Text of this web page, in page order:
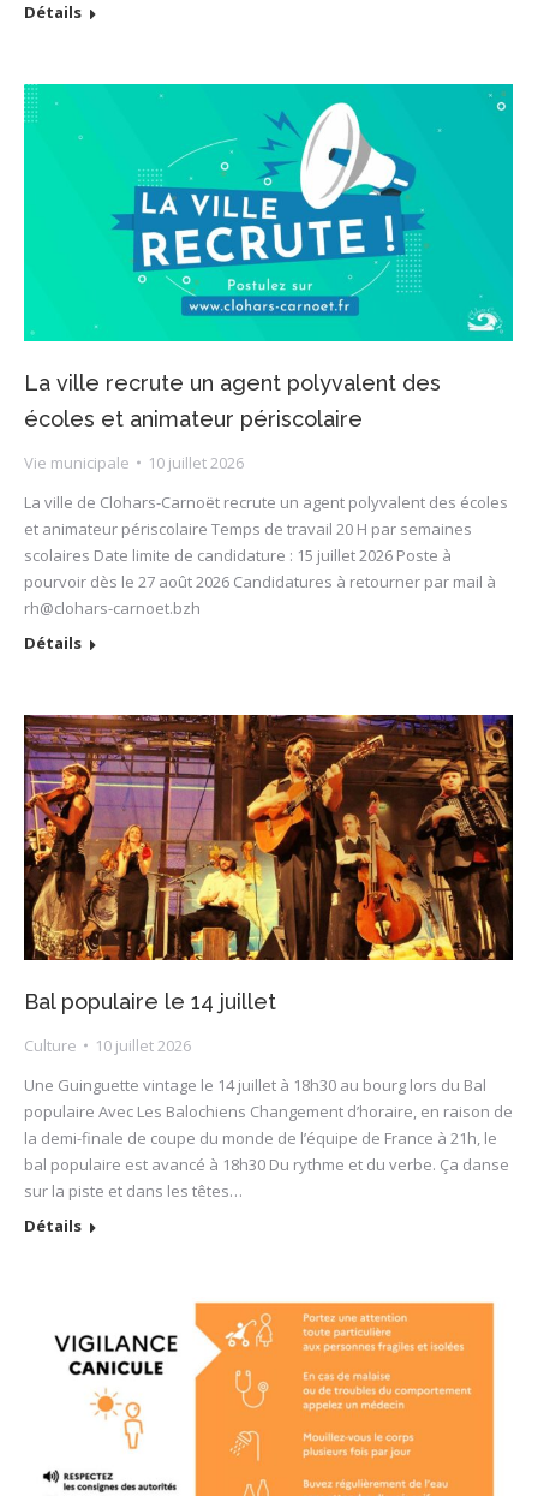
Détails
La ville recrute un agent polyvalent des
écoles et animateur périscolaire
Vie municipale
10 juillet 2026
La ville de Clohars-Carnoët recrute un agent polyvalent des écoles
et animateur périscolaire Temps de travail 20 H par semaines
scolaires Date limite de candidature : 15 juillet 2026 Poste à
pourvoir dès le 27 août 2026 Candidatures à retourner par mail à
rh@clohars-carnoet.bzh
Détails
Bal populaire le 14 juillet
Culture
10 juillet 2026
Une Guinguette vintage le 14 juillet à 18h30 au bourg lors du Bal
populaire Avec Les Balochiens Changement d’horaire, en raison de
la demi-finale de coupe du monde de l’équipe de France à 21h, le
bal populaire est avancé à 18h30 Du rythme et du verbe. Ça danse
sur la piste et dans les têtes…
Détails